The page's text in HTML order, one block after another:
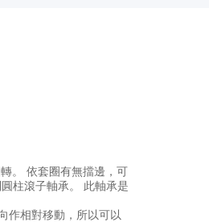
。 依套圈有無擋邊，可
柱滾子軸承。 此軸承是
作相對移動，所以可以